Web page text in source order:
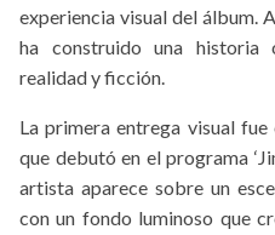
experiencia visual del álbum.
ha construido una historia
realidad y ficción.
La primera entrega visual fue
que debutó en el programa
artista aparece sobre un
con un fondo luminoso que